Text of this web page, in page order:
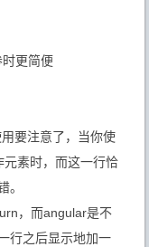
更简便
要注意了，当你使
素时，而这一行恰
。
，而angular是不
行之后显示地加一